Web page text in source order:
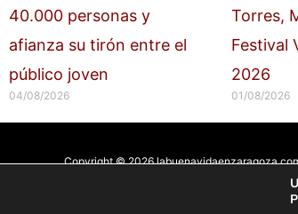
40.000 personas y
afianza su tirón entre el
público joven
04/08/2026
Torres,
Festival
2026
01/08/2026
Copyright © 2026
Mantenimiento web